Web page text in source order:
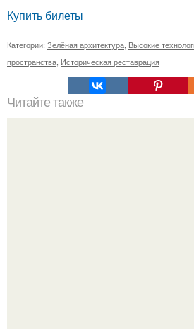
Купить билеты
Категории: Зелёная архитектура Высокие
пространства Историческая реставрация
Читайте также